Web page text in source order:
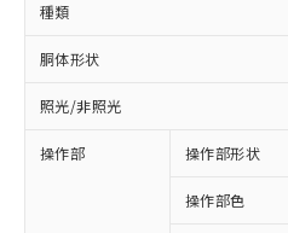
種類
胴体形状
照光/非照光
操作部 操作部形状
操作部色